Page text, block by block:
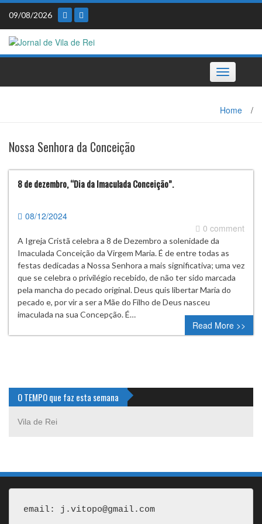
Skip
content
09/08/2026
Toggle
navigation
Home /
Nossa Senhora da Conceição
8 de dezembro, “Dia da Imaculada Conceição”.
08/12/2024
0 comment
A Igreja Cristã celebra a 8 de Dezembro a solenidade da
Imaculada Conceição da Virgem Maria. É de entre todas as
festas dedicadas a Nossa Senhora a mais significativa; uma vez
que se celebra o privilégio recebido, de não ter sido marcada
pela mancha do pecado original. Deus quis libertar Maria do
pecado e, por vir a ser a Mãe do Filho de Deus nasceu
imaculada na sua Concepção. É…
Read More >>
O TEMPO que faz esta semana
Vila de Rei
email: j.vitopo@gmail.com